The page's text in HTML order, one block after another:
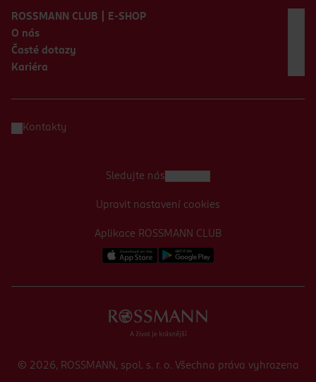
ROSSMANN CLUB | E-SHOP
O nás
Časté dotazy
Kariéra
Kontakty
Aplikace ROSSMANN CLUB
Sledujte nás
Upravit nastavení cookies
© 2026, ROSSMANN, spol. s. r. o. Všechna práva vyhrazena